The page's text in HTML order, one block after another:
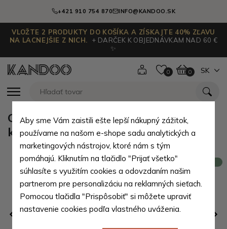
+421 910 754 870 INFO@KANDOO.SK
VLOŽTE 2 PRODUKTY DO KOŠÍKA A ZÍSKAJTE 40% ZĽAVU
NA LACNEJŠIE Z NICH.
+ DARČEK K OBJEDNÁVKAM NAD 60 €
✨
0 0 SK
Olivovo zelená dámska crossbody
kožená kabelka Pernille
Aby sme Vám zaistili ešte lepší nákupný zážitok,
používame na našom e-shope sadu analytických a
marketingových nástrojov, ktoré nám s tým
pomáhajú. Kliknutím na tlačidlo "Prijať všetko"
súhlasíte s využitím cookies a odovzdaním našim
partnerom pre personalizáciu na reklamných sieťach.
Pomocou tlačidla "Prispôsobiť" si môžete upraviť
nastavenie cookies podľa vlastného uváženia.